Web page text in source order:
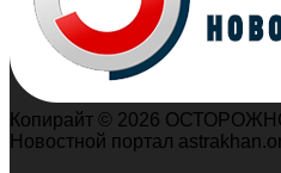
Копирайт © 2026
Новостной портал